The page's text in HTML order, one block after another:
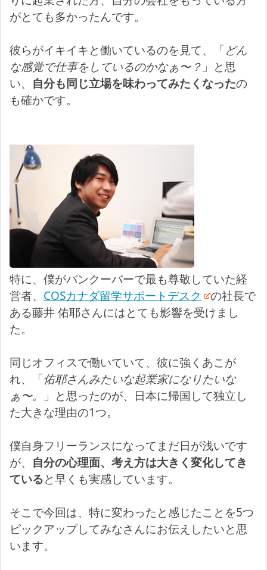
がとても多かったんです。
彼らがイキイキと働いているのを見て、「どん
な感覚で仕事をしているのかなぁ〜？ 」と思
い、 自分も同じ立場を味わってみたくなったの
も確かです。
特に、僕がバンクーバーで最も尊敬していた経
営者、 COSカナダ留学サポートデスク
の社長で
ある藤井 佑耶さんにはとても影響を受けまし
た。
同じオフィスで働いていて、彼に強くあこが
れ、「佑耶さんみたいな起業家になりたいな
ぁ〜。
」と思ったのが、日本に帰国して独立し
た大きな理由の1つ。
僕自身フリーランスになってまだ日が浅いです
が、 自分の心理面、考え方は大きく変化してき
ていると早くも実感しています。
そこで今回は、特に変わったと感じたことを5つ
ピックアップしてみなさんにお伝えしたいと思
います。